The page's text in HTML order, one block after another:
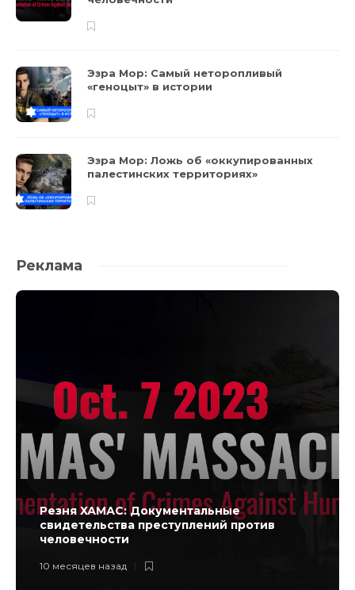
Эзра Мор: Самый неторопливый
«геноцыт» в истории
Эзра Мор: Ложь об «оккупированных
палестинских территориях»
Реклама
Резня ХАМАС: Документальные
свидетельства преступлений против
человечности
10 месяцев назад